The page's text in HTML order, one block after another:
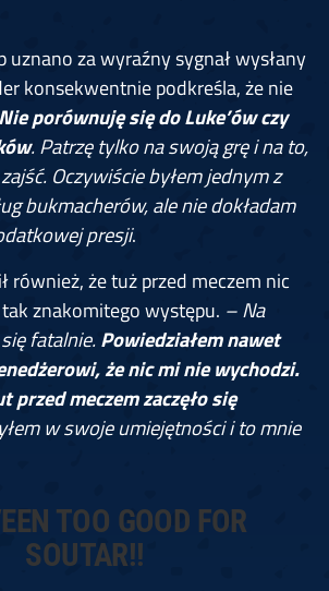
uznano za wyraźny sygnał wysłany
konsekwentnie podkreśla, że nie
Nie porównuję się do Luke’ów czy
. Patrzę tylko na swoją grę i na to,
Oczywiście byłem jednym z
bukmacherów, ale nie dokładam
presji.
również, że tuż przed meczem nic
znakomitego występu. – Na
fatalnie.Powiedziałem nawet
że nic mi nie wychodzi.
przed meczem zaczęło się
w swoje umiejętności i to mnie
TOO GOOD FOR
SOUTAR!!